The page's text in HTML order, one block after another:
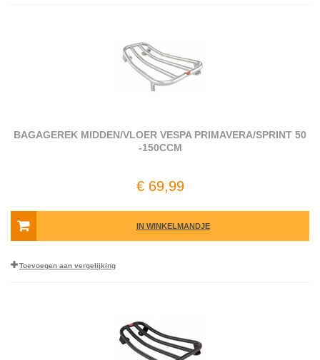
BAGAGEREK MIDDEN/VLOER VESPA PRIMAVERA/SPRINT 50
-150CCM
€ 69,99
IN WINKELMANDJE
Toevoegen aan vergelijking